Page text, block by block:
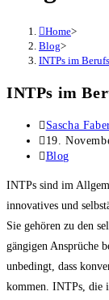
Home>
Blog>
INTPs im
INTPs im
Post
author:
Sascha
Post
published:
19.
Post
Blog
INTPs sind im
innovatives und
Sie gehören zu den
gängigen Ansprüche
unbedingt, dass
kommen. INTPs, die